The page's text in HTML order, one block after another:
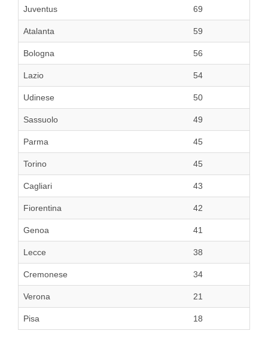
Juventus 69
Atalanta 59
Bologna 56
Lazio 54
Udinese 50
Sassuolo 49
Parma 45
Torino 45
Cagliari 43
Fiorentina 42
Genoa 41
Lecce 38
Cremonese 34
Verona 21
Pisa 18